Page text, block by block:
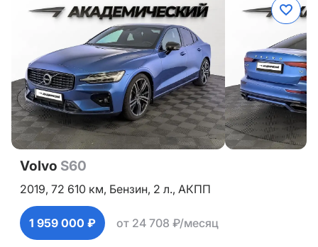
Volvo S60
2019, 72 610 км, Бензин, 2 л., АКПП
1 959 000 ₽ от 24 708 ₽/месяц